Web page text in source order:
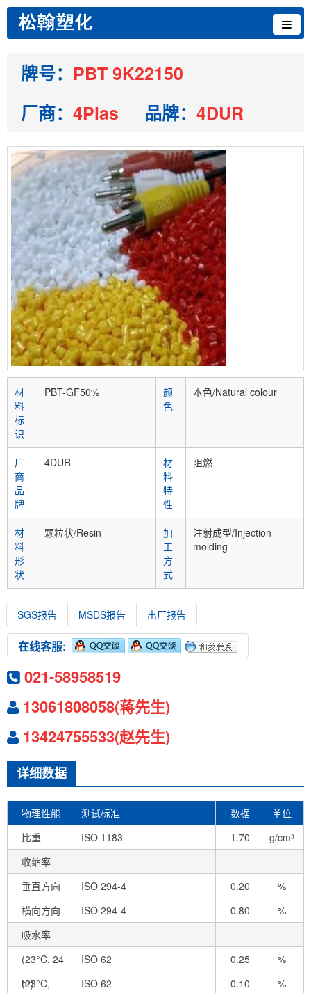
牌号： PBT 9K22150
厂商： 4Plas 品牌： 4DUR
材
料
标
识
PBT-GF50%
颜
色
本色/Natural colour
厂
商
品
牌
4DUR
材
料
特
性
阻燃
材
料
形
状
颗粒状/Resin
加
工
方
式
注射成型/Injection
molding
SGS报告 MSDS报告 出厂报告
在线客服:
021-58958519
13061808058(蒋先生)
13424755533(赵先生)
详细数据
物理性能 测试标准 数据
单位
比重
ISO 1183 1.70
g/cm³
收缩率
垂直方向
ISO 294-4 0.20
%
横向方向
ISO 294-4 0.80
%
吸水率
(23°C, 24
hr)
ISO 62 0.25
%
(23°C,
ISO 62 0.10 %